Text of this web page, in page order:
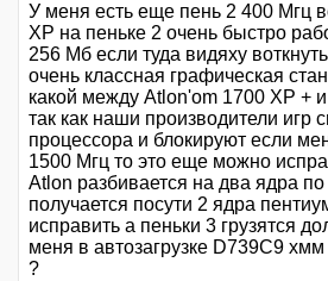
У меня есть еще пень 2 400 Мгц
ХР на пеньке 2 очень быстро
256 Мб если туда видяху
очень классная графическая
какой между Atlon'om 1700 ХР +
так как наши производители игр
процессора и блокируют если
1500 Мгц то это еще можно
Atlon разбивается на два ядра
получается посути 2 ядра
исправить а пеньки 3 грузятся
меня в автозагрузке D739C9 хмм
?